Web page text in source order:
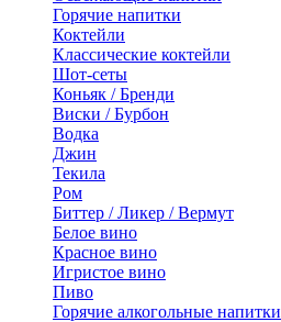
Горячие напитки
Коктейли
Классические коктейли
Шот-сеты
Коньяк / Бренди
Виски / Бурбон
Водка
Джин
Текила
Ром
Биттер / Ликер / Вермут
Белое вино
Красное вино
Игристое вино
Пиво
Горячие алкогольные напитки